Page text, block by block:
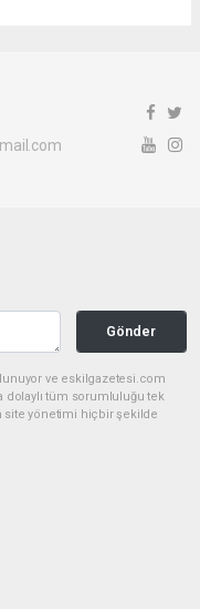
Gönder
ve eskilgazetesi.com
dolaylı tüm sorumluluğu tek
site yönetimi hiçbir şekilde